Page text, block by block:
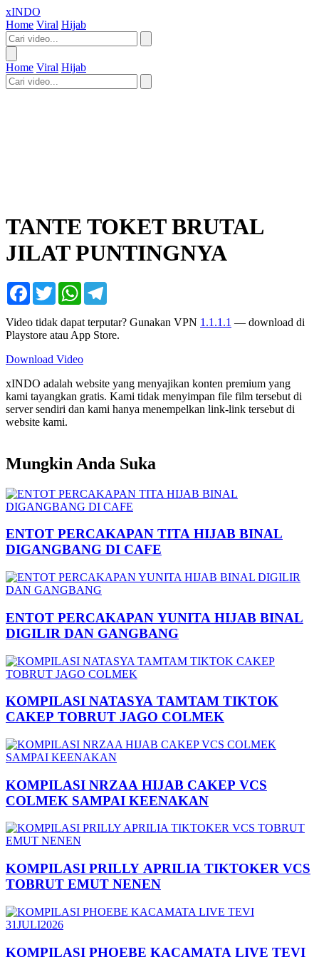
xINDO
Home Viral Hijab
Home Viral Hijab
TANTE TOKET BRUTAL
JILAT PUNTINGNYA
Facebook
TwitterWhatsApp
Video tidak dapat terputar? Gunakan VPN 1.1.1.1 — download di
Playstore atau App Store.
Download Video
xINDO adalah website yang menyajikan konten premium yang
kami tayangkan gratis. Kami tidak menyimpan file film tersebut di
server sendiri dan kami hanya menempelkan link-link tersebut di
website kami.
Mungkin Anda Suka
ENTOT PERCAKAPAN TITA HIJAB BINAL
DIGANGBANG DI CAFE
ENTOT PERCAKAPAN YUNITA HIJAB BINAL
DIGILIR DAN GANGBANG
KOMPILASI NATASYA TAMTAM TIKTOK
CAKEP TOBRUT JAGO COLMEK
KOMPILASI NRZAA HIJAB CAKEP VCS
COLMEK SAMPAI KEENAKAN
KOMPILASI PRILLY APRILIA TIKTOKER VCS
TOBRUT EMUT NENEN
KOMPILASI PHOEBE KACAMATA LIVE TEVI